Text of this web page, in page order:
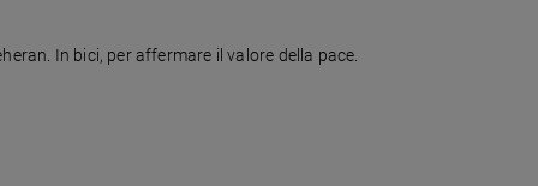
In bici, per affermare il valore della pace.